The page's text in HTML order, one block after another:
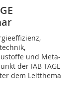
und Meta-
der IAB-TAGE
dem Leitthema